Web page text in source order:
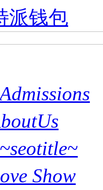
派钱包
Admissions
~seotitle~
Show